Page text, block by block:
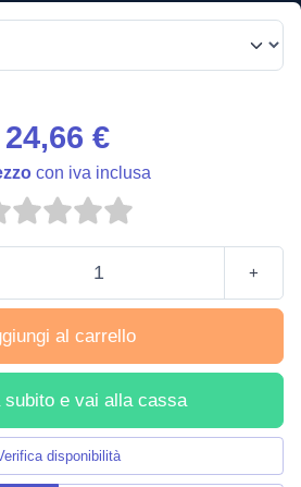
24,66 €
con iva inclusa
+
al carrello
subito e vai alla cassa
disponibilità